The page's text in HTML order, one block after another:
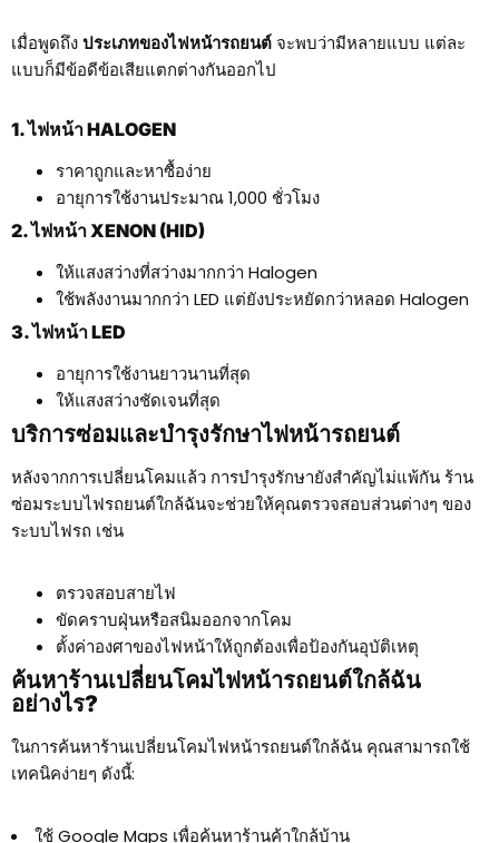
เมื่อพูดถึงประเภทของไฟหน้ารถยนต์ จะพบว่ามีหลายแบบ แต่ละ
แบบก็มีข้อดีข้อเสียแตกต่างกันออกไป
1. ไฟหน้า HALOGEN
ราคาถูกและหาซื้อง่าย
อายุการใช้งานประมาณ 1,000 ชั่วโมง
2. ไฟหน้า XENON (HID)
ให้แสงสว่างที่สว่างมากกว่า Halogen
ใช้พลังงานมากกว่า LED แต่ยังประหยัดกว่าหลอด Halogen
3. ไฟหน้า LED
อายุการใช้งานยาวนานที่สุด
ให้แสงสว่างชัดเจนที่สุด
บริการซ่อมและบำรุงรักษาไฟหน้ารถยนต์
หลังจากการเปลี่ยนโคมแล้ว การบำรุงรักษายังสำคัญไม่แพ้กัน ร้าน
ซ่อมระบบไฟรถยนต์ใกล้ฉันจะช่วยให้คุณตรวจสอบส่วนต่างๆ ของ
ระบบไฟรถ เช่น
ตรวจสอบสายไฟ
ขัดคราบฝุ่นหรือสนิมออกจากโคม
ตั้งค่าองศาของไฟหน้าให้ถูกต้องเพื่อป้องกันอุบัติเหตุ
ค้นหาร้านเปลี่ยนโคมไฟหน้ารถยนต์ใกล้ฉัน
อย่างไร?
ในการค้นหาร้านเปลี่ยนโคมไฟหน้ารถยนต์ใกล้ฉัน คุณสามารถใช้
เทคนิคง่ายๆ ดังนี้:
ใช้ Google Maps เพื่อค้นหาร้านค้าใกล้บ้าน